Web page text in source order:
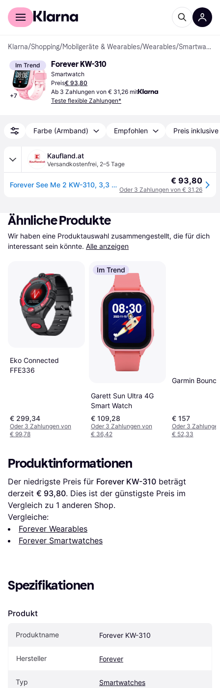
Für Shopper
Klarna/Shopping/Mobilgeräte & Wearables/Wearables/ Smartwatches
Im Trend
+7
Forever KW-310
Smartwatch
Preis€ 93,80
Ab 3 Zahlungen von € 31,26 mit
Teste flexible Zahlungen*
Farbe (Armband) Empfohlen Preis
Kaufland.at
Versandkostenfrei, 2–5 Tage
Forever See Me 2 KW-310, 3,3 cm (1.3"), IPS, Touchscreen, WLAN, GPS, 46 g € 93,80
Oder 3 Zahlungen von € 31,26
Ähnliche Produkte
Wir haben eine Produktauswahl zusammengestellt, die für dich
interessant sein könnte. Alle anzeigen
Eko Connected
FFE336
€ 299,34
Oder 3 Zahlungen von
€ 99,78
Im Trend
Garett Sun Ultra 4G
Smart Watch
€ 109,28
Oder 3 Zahlungen von
€ 36,42
Garmin Bounce
€ 157
Oder 3
€ 52,33
Produktinformationen
Der niedrigste Preis für Forever KW-310 beträgt
derzeit € 93,80. Dies ist der günstigste Preis im
Vergleich zu 1 anderen Shop.
Vergleiche:
Forever Wearables
Forever Smartwatches
Spezifikationen
Produkt
Produktname Forever KW-310
Hersteller Forever
Typ Smartwatches